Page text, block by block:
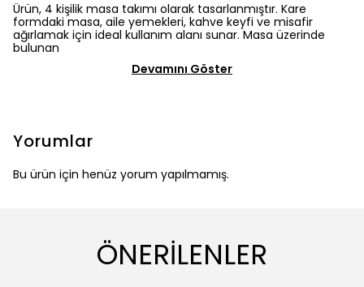
Ürün, 4 kişilik masa takımı olarak tasarlanmıştır. Kare
formdaki masa, aile yemekleri, kahve keyfi ve misafir
ağırlamak için ideal kullanım alanı sunar. Masa üzerinde
bulunan
Devamını Göster
Yorumlar
Bu ürün için henüz yorum yapılmamış.
ÖNERİLENLER